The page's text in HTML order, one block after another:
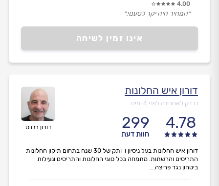
אינו זמין לשיחה
4.00
״המחיר היה יקר לטעמי.״
דורון בנדט
דורון איש החלונות
נבדק לאחרונה לפני 4 ימים
4.78
299
חוות דעת
דורון איש החלונות בעל ניסיון ו-ותק של 30 שנה בתחום תיקון החלונות
התריסים והרשתות. מתמחה בכל סוגי החלונות והתריסים ונעילות
ביטחון נגד פריצה....